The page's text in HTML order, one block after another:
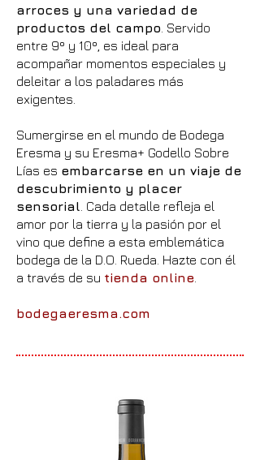
arroces y una variedad de
productos del campo . Servido
entre 9º y 10º, es ideal para
acompañar momentos especiales y
deleitar a los paladares más
exigentes.
Sumergirse en el mundo de Bodega
Eresma y su Eresma+ Godello Sobre
Lías es embarcarse en un viaje de
descubrimiento y placer
sensorial . Cada detalle refleja el
amor por la tierra y la pasión por el
vino que define a esta emblemática
bodega de la D.O. Rueda. Hazte con él
a través de su tienda online
bodegaeresma.com